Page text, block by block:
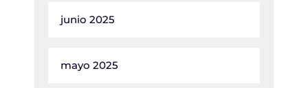
junio 2025
mayo 2025